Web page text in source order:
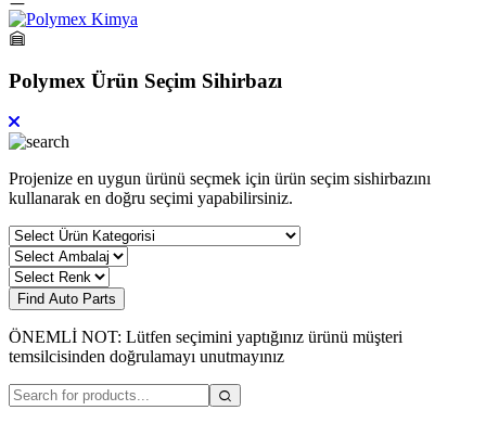
Polymex Ürün Seçim Sihirbazı
Projenize en uygun ürünü seçmek için ürün seçim sishirbazını
kullanarak en doğru seçimi yapabilirsiniz.
Find Auto Parts
ÖNEMLİ NOT: Lütfen seçimini yaptığınız ürünü müşteri
temsilcisinden doğrulamayı unutmayınız